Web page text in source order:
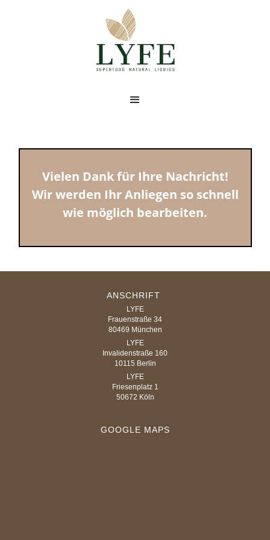
Vielen Dank für Ihre Nachricht!
Wir werden Ihr Anliegen so schnell
wie möglich bearbeiten.
ANSCHRIFT
LYFE
Frauenstraße 34
80469 München
LYFE
Invalidenstraße 160
10115 Berlin
LYFE
Friesenplatz 1
50672 Köln
GOOGLE MAPS